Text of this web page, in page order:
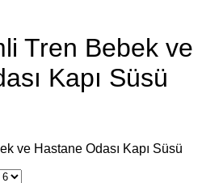
Tren Bebek ve
Kapı Süsü
ve Hastane Odası Kapı Süsü